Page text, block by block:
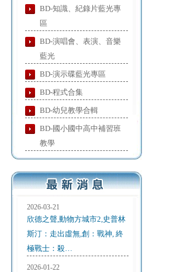
BD-知識、紀錄片藍光專
區
BD-演唱會、表演、音樂
藍光
BD-演示碟藍光專區
BD-程式合集
BD-幼兒教學合輯
BD-國小國中高中補習班
教學
2026-03-21
欣德之聲,動物方城市2,史普林
斯汀：走出虛無,創：戰神, 終
極戰士：殺…
2026-01-22